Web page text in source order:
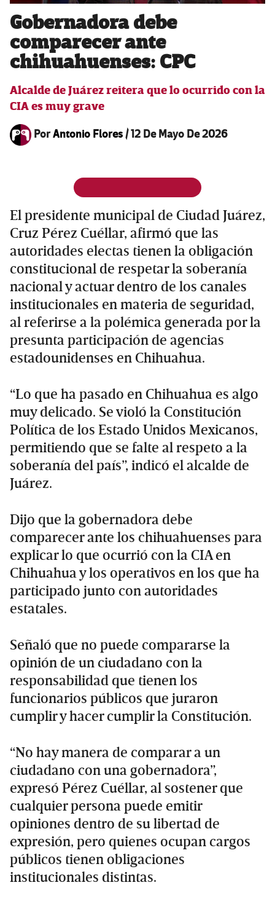
Gobernadora debe
comparecer ante
chihuahuenses: CPC
Alcalde de Juárez reitera que lo ocurrido con la
CIA es muy grave
PorAntonio Flores/12 De Mayo De 2026
El presidente municipal de Ciudad Juárez,
Cruz Pérez Cuéllar, afirmó que las
autoridades electas tienen la obligación
constitucional de respetar la soberanía
nacional y actuar dentro de los canales
institucionales en materia de seguridad,
al referirse a la polémica generada por la
presunta participación de agencias
estadounidenses en Chihuahua.
“Lo que ha pasado en Chihuahua es algo
muy delicado. Se violó la Constitución
Política de los Estado Unidos Mexicanos,
permitiendo que se falte al respeto a la
soberanía del país”, indicó el alcalde de
Juárez.
Dijo que la gobernadora debe
comparecer ante los chihuahuenses para
explicar lo que ocurrió con la CIA en
Chihuahua y los operativos en los que ha
participado junto con autoridades
estatales.
Señaló que no puede compararse la
opinión de un ciudadano con la
responsabilidad que tienen los
funcionarios públicos que juraron
cumplir y hacer cumplir la Constitución.
“No hay manera de comparar a un
ciudadano con una gobernadora”,
expresó Pérez Cuéllar, al sostener que
cualquier persona puede emitir
opiniones dentro de su libertad de
expresión, pero quienes ocupan cargos
públicos tienen obligaciones
institucionales distintas.